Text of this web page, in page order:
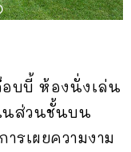
บบี้ ห้องนั่งเล่น
นส่วนชั้นบน
รเผยความงาม